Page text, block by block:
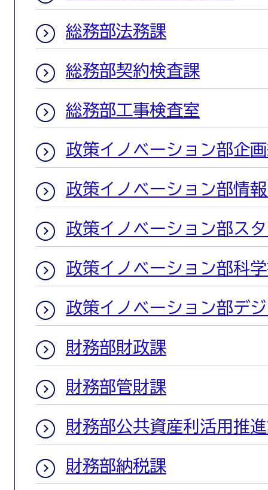
総務部法務課
総務部契約検査課
総務部工事検査室
政策イノベーション部企
政策イノベーション部情
政策イノベーション部ス
政策イノベーション部科
政策イノベーション部デ
財務部財政課
財務部管財課
財務部公共資産利活用推
財務部納税課